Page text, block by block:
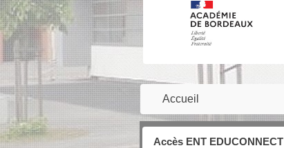
Accueil
Accès ENT EDUCONNECT